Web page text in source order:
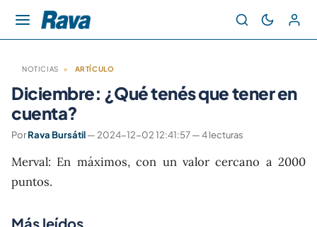
NOTICIAS ▸ ARTÍCULO
Diciembre: ¿Qué tenés que tener en
cuenta?
PorRava Bursátil— 2024-12-02 12:41:57 — 4 lecturas
Merval: En máximos, con un valor cercano a 2000
puntos.
Más leídos